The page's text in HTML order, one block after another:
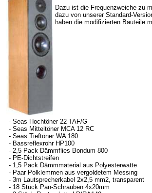
Dazu ist die Frequenzweiche zu
dazu von unserer Standard-
haben die modifizierten Bauteile
- Seas Hochtöner 22 TAF/G
- Seas Mitteltöner MCA 12 RC
- Seas Tieftöner WA 180
- Bassreflexrohr HP100
- 2,5 Pack Dämmflies Bondum 800
- PE-Dichtstreifen
- 1,5 Pack Dämmmaterial aus Polyesterwatte
- Paar Polklemmen aus vergoldetem Messing
- 3m Lautsprecherkabel 2x2,5 mm2, transparent
- 18 Stück Pan-Schrauben 4x20mm